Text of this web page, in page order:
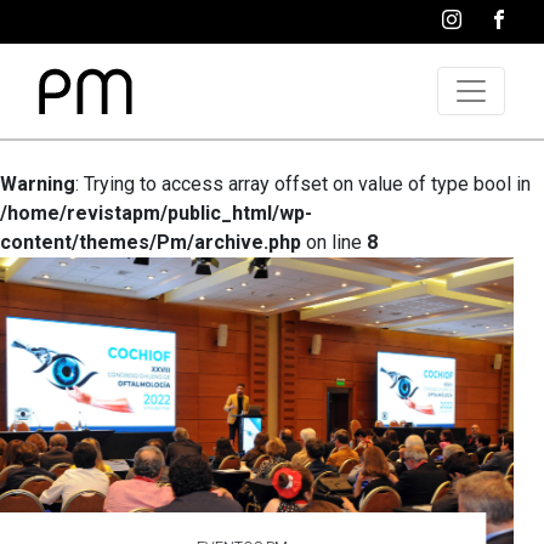
Warning: Trying to access array offset on value of type bool in
/home/revistapm/public_html/wp-
content/themes/Pm/archive.php on line 8